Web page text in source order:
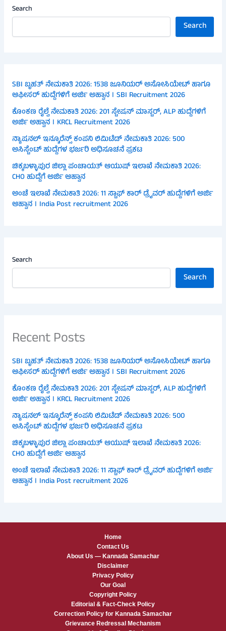
Search
Search
SBI ಬೃಹತ್ ನೇಮಕಾತಿ 2026: 1538 ಜೂನಿಯರ್ ಅಸೋಸಿಯೇಟ್ ಹಾಗೂ
ಆಫೀಸರ್ ಹುದ್ದೆಗಳಿಗೆ ಅರ್ಜಿ ಅಹ್ವಾನ । SBI Recruitment 2026
ಕೊಂಕಣ ರೈಲ್ವೆ ನೇಮಕಾತಿ 2026: 201 ಸ್ಟೇಷನ್ ಮಾಸ್ಟರ್, ALP ಹುದ್ದೆಗಳಿಗೆ
ಅರ್ಜಿ ಅಹ್ವಾನ । KRCL Recruitment 2026
ನ್ಯಾಷನಲ್ ಇನ್ಶೂರೆನ್ಸ್ ಕಂಪನಿ ಲಿಮಿಟೆಡ್ ನೇಮಕಾತಿ 2026: 500
ಅಸಿಸ್ಟೆಂಟ್ ಹುದ್ದೆಗಳ ಭರ್ಜರಿ ಅಧಿಸೂಚನೆ ಪ್ರಕಟ
ಚಿಕ್ಕಬಳ್ಳಾಪುರ ಜಿಲ್ಲಾ ಪಂಚಾಯತ್ ಆಯುಷ್ ಇಲಾಖೆ ನೇಮಕಾತಿ 2026:
CHO ಹುದ್ದೆಗೆ ಅರ್ಜಿ ಆಹ್ವಾನ
ಅಂಚೆ ಇಲಾಖೆ ನೇಮಕಾತಿ 2026: 11 ಸ್ಟಾಫ್ ಕಾರ್ ಡ್ರೈವರ್ ಹುದ್ದೆಗಳಿಗೆ ಅರ್ಜಿ
ಆಹ್ವಾನ । India Post recruitment 2026
Search
Search
Recent Posts
SBI ಬೃಹತ್ ನೇಮಕಾತಿ 2026: 1538 ಜೂನಿಯರ್ ಅಸೋಸಿಯೇಟ್ ಹಾಗೂ
ಆಫೀಸರ್ ಹುದ್ದೆಗಳಿಗೆ ಅರ್ಜಿ ಅಹ್ವಾನ । SBI Recruitment 2026
ಕೊಂಕಣ ರೈಲ್ವೆ ನೇಮಕಾತಿ 2026: 201 ಸ್ಟೇಷನ್ ಮಾಸ್ಟರ್, ALP ಹುದ್ದೆಗಳಿಗೆ
ಅರ್ಜಿ ಅಹ್ವಾನ । KRCL Recruitment 2026
ನ್ಯಾಷನಲ್ ಇನ್ಶೂರೆನ್ಸ್ ಕಂಪನಿ ಲಿಮಿಟೆಡ್ ನೇಮಕಾತಿ 2026: 500
ಅಸಿಸ್ಟೆಂಟ್ ಹುದ್ದೆಗಳ ಭರ್ಜರಿ ಅಧಿಸೂಚನೆ ಪ್ರಕಟ
ಚಿಕ್ಕಬಳ್ಳಾಪುರ ಜಿಲ್ಲಾ ಪಂಚಾಯತ್ ಆಯುಷ್ ಇಲಾಖೆ ನೇಮಕಾತಿ 2026:
CHO ಹುದ್ದೆಗೆ ಅರ್ಜಿ ಆಹ್ವಾನ
ಅಂಚೆ ಇಲಾಖೆ ನೇಮಕಾತಿ 2026: 11 ಸ್ಟಾಫ್ ಕಾರ್ ಡ್ರೈವರ್ ಹುದ್ದೆಗಳಿಗೆ ಅರ್ಜಿ
ಆಹ್ವಾನ । India Post recruitment 2026
Home
Contact Us
About Us — Kannada Samachar
Disclaimer
Privacy Policy
Our Goal
Copyright Policy
Editorial & Fact-Check Policy
Correction Policy for Kannada Samachar
Grievance Redressal Mechanism